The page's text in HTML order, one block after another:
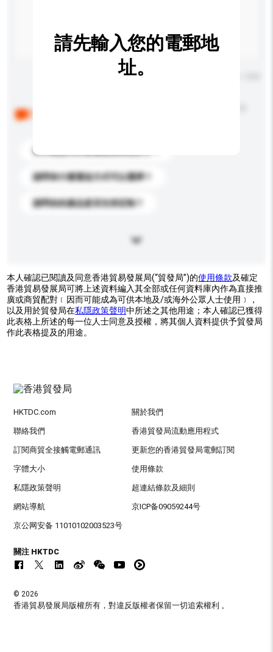
你們能提供的最優惠價格是多少？
請問有什麼運送方式可以選擇？
請問你的產品是否支持定制？
請先輸入您的電郵地
址。
本人確認已閱讀及同意香港貿易發展局(“貿發局”)的使用條款及確定
香港貿易發展局可將上述資料編入其全部或任何資料庫內作為直接推
廣或商貿配對﹝因而可能成為可供本地及/或海外公眾人士使用﹞，
以及用於貿發局在私隱政策聲明中所述之其他用途；本人確認已獲得
此表格上所述的每一位人士同意及授權，將其個人資料提供予貿發局
作此表格提及的用途。
HKTDC.com 關於我們
聯絡我們 香港貿發局流動應用程式
訂閱商貿全接觸電郵通訊 更新您的香港貿發局電郵訂閱
字體大小 使用條款
私隱政策聲明 超連結條款及細則
網站導航 京ICP备09059244号
京公网安备 11010102003523号
關注 HKTDC
© 2026
香港貿易發展局版權所有，對違反版權者保留一切追索權利 。